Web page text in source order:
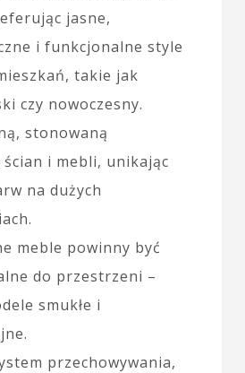
jasne,
i funkcjonalne style
takie jak
czy nowoczesny.
stonowaną
i mebli, unikając
na dużych
meble powinny być
do przestrzeni –
smukłe i
przechowywania,